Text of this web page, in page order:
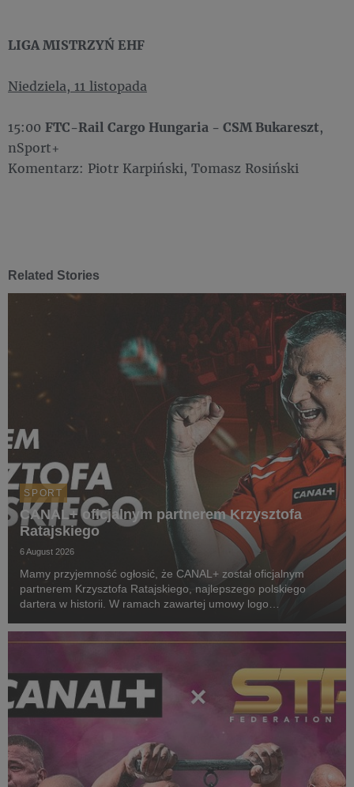
LIGA MISTRZYŃ EHF
Niedziela, 11 listopada
15:00 FTC-Rail Cargo Hungaria - CSM Bukareszt,
nSport+
Komentarz: Piotr Karpiński, Tomasz Rosiński
Related Stories
SPORT
CANAL+ oficjalnym partnerem Krzysztofa
Ratajskiego
6 August 2026
Mamy przyjemność ogłosić, że CANAL+ został oficjalnym
partnerem Krzysztofa Ratajskiego, najlepszego polskiego
dartera w historii. W ramach zawartej umowy logo
startowych naszego zawodnika podczas